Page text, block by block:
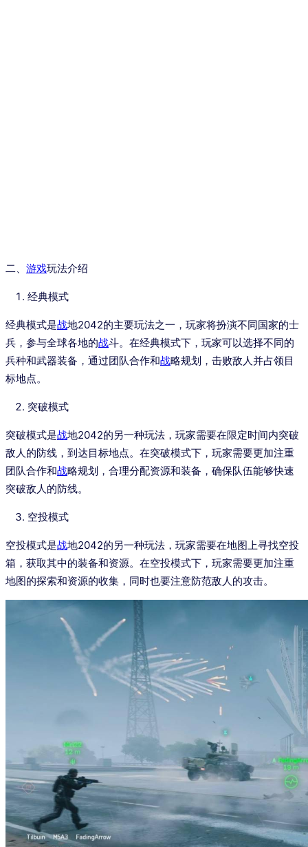
二、 游戏玩法介绍
经典模式
经典模式是战地2042的主要玩法之一，玩家将扮演不同国家的士
兵，参与全球各地的战斗。在经典模式下，玩家可以选择不同的
兵种和武器装备，通过团队合作和战略规划，击败敌人并占领目
标地点。
突破模式
突破模式是战地2042的另一种玩法，玩家需要在限定时间内突破
敌人的防线，到达目标地点。在突破模式下，玩家需要更加注重
团队合作和战略规划，合理分配资源和装备，确保队伍能够快速
突破敌人的防线。
空投模式
空投模式是战地2042的另一种玩法，玩家需要在地图上寻找空投
箱，获取其中的装备和资源。在空投模式下，玩家需要更加注重
地图的探索和资源的收集，同时也要注意防范敌人的攻击。